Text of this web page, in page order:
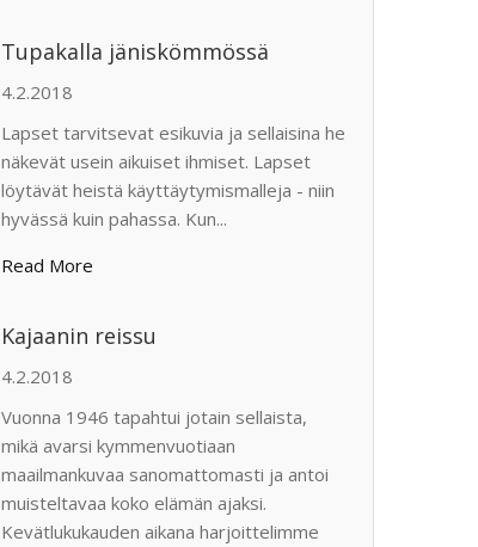
Tupakalla jäniskömmössä
4.2.2018
Lapset tarvitsevat esikuvia ja sellaisina he
näkevät usein aikuiset ihmiset. Lapset
löytävät heistä käyttäytymismalleja - niin
hyvässä kuin pahassa. Kun...
Read More
Kajaanin reissu
4.2.2018
Vuonna 1946 tapahtui jotain sellaista,
mikä avarsi kymmenvuotiaan
maailmankuvaa sanomattomasti ja antoi
muisteltavaa koko elämän ajaksi.
Kevätlukukauden aikana harjoittelimme